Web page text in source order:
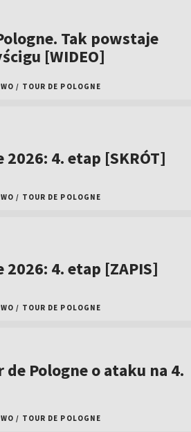
Tak powstaje
[WIDEO]
/ TOUR DE POLOGNE
2026: 4. etap [SKRÓT]
/ TOUR DE POLOGNE
2026: 4. etap [ZAPIS]
/ TOUR DE POLOGNE
Pologne o ataku na 4.
/ TOUR DE POLOGNE